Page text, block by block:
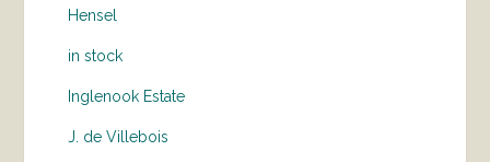
Hensel
in stock
Inglenook Estate
J. de Villebois